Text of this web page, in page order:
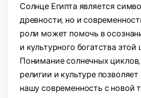
Солнце Египта является
древности, но и
роли может помочь в
и культурного богатства
Понимание солнечных циклов,
религии и культуре позволяет
нашу современность с новой